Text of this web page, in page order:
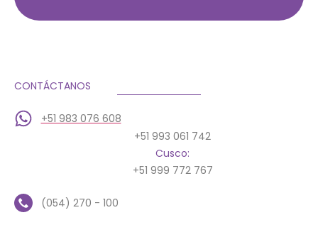
CONTÁCTANOS
+51 983 076 608
+51 993 061 742
Cusco:
+51 999 772 767
(054) 270 - 100